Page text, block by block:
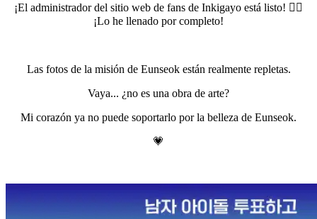
¡El administrador del sitio web de fans de Inkigayo está listo! 🤷‍♀️
¡Lo he llenado por completo!
Las fotos de la misión de Eunseok están realmente repletas.
Vaya... ¿no es una obra de arte?
Mi corazón ya no puede soportarlo por la belleza de Eunseok.
💗